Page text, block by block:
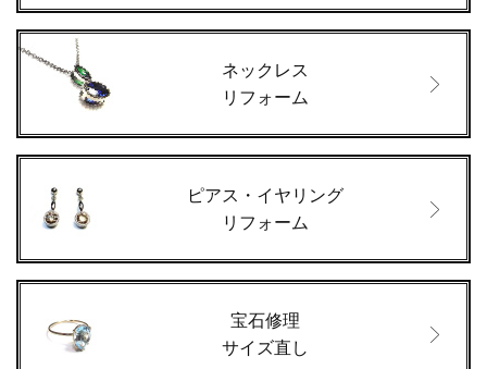
ネックレス
リフォーム
ピアス・イヤリング
リフォーム
宝石修理
サイズ直し